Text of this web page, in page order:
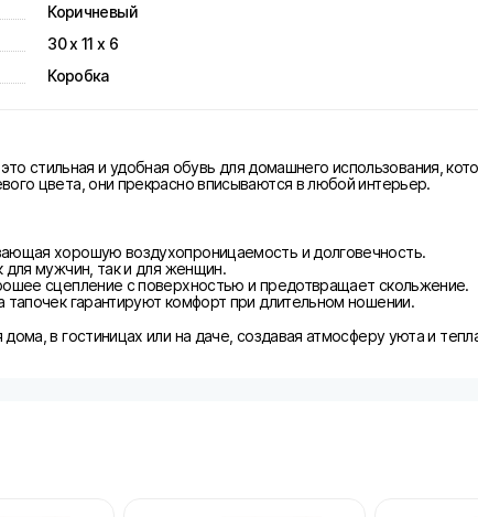
Коричневый
30 х 11 х 6
Коробка
стильная и удобная обувь для домашнего использования,
цвета, они прекрасно вписываются в любой интерьер.
хорошую воздухопроницаемость и долговечность.
для мужчин, так и для женщин.
сцепление с поверхностью и предотвращает скольжение.
гарантируют комфорт при длительном ношении.
в гостиницах или на даче, создавая атмосферу уюта и